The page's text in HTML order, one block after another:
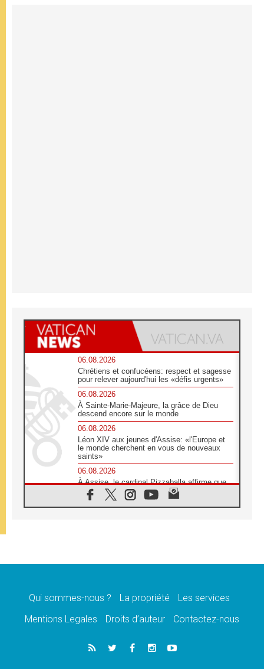
06.08.2026
Chrétiens et confucéens: respect et sagesse
pour relever aujourd'hui les «défis urgents»
06.08.2026
À Sainte-Marie-Majeure, la grâce de Dieu
descend encore sur le monde
06.08.2026
Léon XIV aux jeunes d'Assise: «l'Europe et
le monde cherchent en vous de nouveaux
saints»
06.08.2026
À Assise, le cardinal Pizzaballa affirme que
«les chrétiens veulent la paix»
06.08.2026
message de paix et de dignité humaine»
«La visite du Pape en Uruguay renforcera
05.08.2026
Le nonce en Ukraine: «Il est inquiétant
Qui sommes-nous ? La propriété
Les services
Mentions Legales
Droits d’auteur Contactez-nous